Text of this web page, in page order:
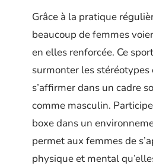
Grâce à la pratique
beaucoup de femmes
en elles renforcée. Ce
surmonter les stéréotypes
s’affirmer dans un cadre
comme masculin.
boxe dans un
permet aux femmes de
physique et mental